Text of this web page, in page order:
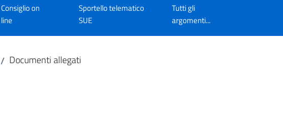
Consiglio on
line
Sportello telematico
SUE
Tutti gli
argomenti...
/ Documenti allegati